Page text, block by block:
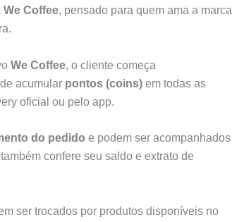
We Coffee, pensado para quem ama a marca
We Coffee, o cliente começa
acumular pontos (coins) em todas as
oficial ou pelo app.
do pedido e podem ser acompanhados
confere seu saldo e extrato de
ser trocados por produtos disponíveis no